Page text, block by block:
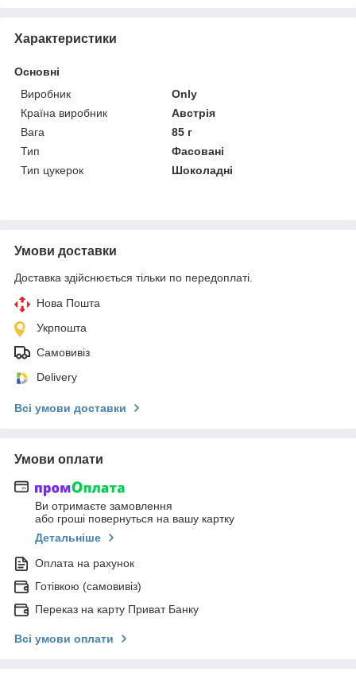
Характеристики
Основні
Виробник
Only
Країна виробник
Австрія
Вага
85 г
Тип
Фасовані
Тип цукерок
Шоколадні
Умови доставки
Доставка здійснюється тільки по передоплаті.
Нова Пошта
Укрпошта
Самовивіз
Delivery
Всі умови доставки
Умови оплати
Ви отримаєте замовлення
або гроші повернуться на вашу картку
Детальніше
Оплата на рахунок
Готівкою (самовивіз)
Переказ на карту Приват Банку
Всі умови оплати